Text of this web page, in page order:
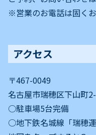
※営業のお電話は固く
アクセス
〒467-0049
名古屋市瑞穂区下山町
○駐車場5台完備
○地下鉄名城線「瑞穂